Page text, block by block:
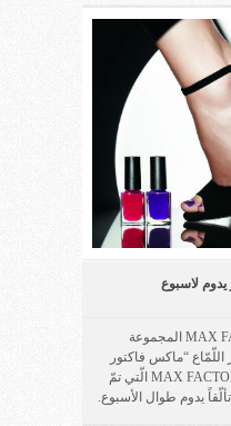
لاسبوع
اطلقت “ماكس فاكتور” MAX FACTOR المجموعة
اللّمّاع “ماكس فاكتور
غلوسفينيتي” MAX FACTOR GLOSSFINITY الّتي تمّ
يدوم طوال الأسبوع.